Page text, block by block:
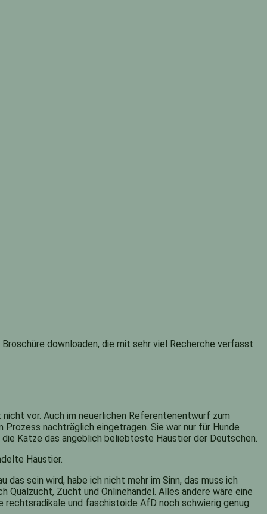
Broschüre downloaden, die mit sehr viel Recherche verfasst
vor. Auch im neuerlichen Referentenentwurf zum
nachträglich eingetragen. Sie war nur für Hunde
Katze das angeblich beliebteste Haustier der Deutschen.
Haustier.
sein wird, habe ich nicht mehr im Sinn, das muss ich
Zucht und Onlinehandel. Alles andere wäre eine
rechtsradikale und faschistoide AfD noch schwierig genug